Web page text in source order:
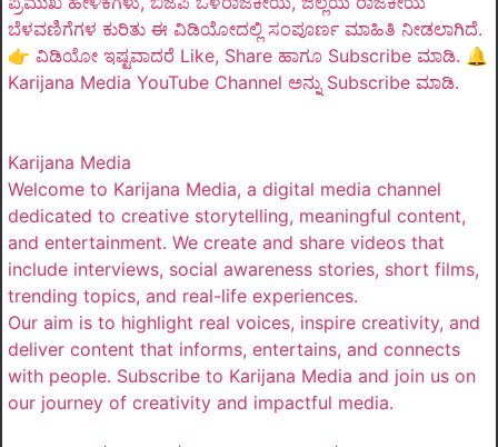
ಬೆಳವಣಿಗೆಗಳ ಕುರಿತು ಈ ವಿಡಿಯೋದಲ್ಲಿ ಸಂಪೂರ್ಣ ಮಾಹಿತಿ ನೀಡಲಾಗಿದೆ.
👉 ವಿಡಿಯೋ ಇಷ್ಟವಾದರೆ Like, Share ಹಾಗೂ Subscribe ಮಾಡಿ. 🔔
Karijana Media YouTube Channel ಅನ್ನು Subscribe ಮಾಡಿ.
Karijana Media
Welcome to Karijana Media, a digital media channel
dedicated to creative storytelling, meaningful content,
and entertainment. We create and share videos that
include interviews, social awareness stories, short films,
trending topics, and real-life experiences.
Our aim is to highlight real voices, inspire creativity, and
deliver content that informs, entertains, and connects
with people. Subscribe to Karijana Media and join us on
our journey of creativity and impactful media.